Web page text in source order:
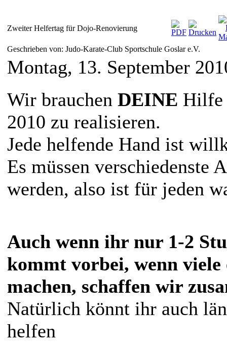
Zweiter Helfertag für Dojo-Renovierung
Geschrieben von: Judo-Karate-Club Sportschule Goslar e.V.
Montag, 13. September
Wir brauchen DEINE Hilfe
2010 zu realisieren.
Jede helfende Hand ist
Es müssen verschiedenste
werden, also ist für jeden
Auch wenn ihr nur 1-2
kommt vorbei, wenn viele
machen, schaffen wir
Natürlich könnt ihr auch
helfen